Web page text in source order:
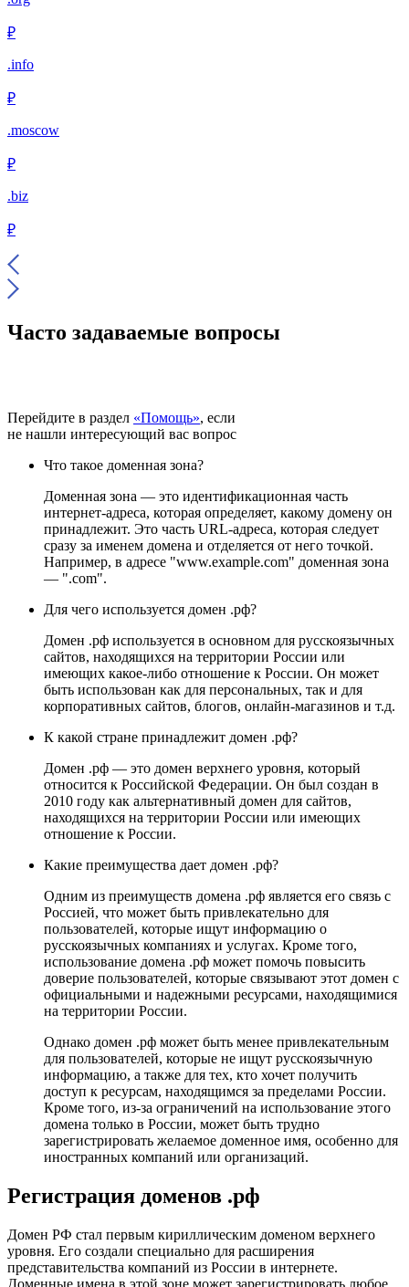
₽
.info
₽
.moscow
₽
.biz
₽
Часто задаваемые вопросы
Перейдите в раздел «Помощь», если
не нашли интересующий вас вопрос
Что такое доменная зона?
Доменная зона — это идентификационная часть
интернет-адреса, которая определяет, какому домену он
принадлежит. Это часть URL-адреса, которая следует
сразу за именем домена и отделяется от него точкой.
Например, в адресе "www.example.com" доменная зона
— ".com".
Для чего используется домен .рф?
Домен .рф используется в основном для русскоязычных
сайтов, находящихся на территории России или
имеющих какое-либо отношение к России. Он может
быть использован как для персональных, так и для
корпоративных сайтов, блогов, онлайн-магазинов и т.д.
К какой стране принадлежит домен .рф?
Домен .рф — это домен верхнего уровня, который
относится к Российской Федерации. Он был создан в
2010 году как альтернативный домен для сайтов,
находящихся на территории России или имеющих
отношение к России.
Какие преимущества дает домен .рф?
Одним из преимуществ домена .рф является его связь с
Россией, что может быть привлекательно для
пользователей, которые ищут информацию о
русскоязычных компаниях и услугах. Кроме того,
использование домена .рф может помочь повысить
доверие пользователей, которые связывают этот домен с
официальными и надежными ресурсами, находящимися
на территории России.
Однако домен .рф может быть менее привлекательным
для пользователей, которые не ищут русскоязычную
информацию, а также для тех, кто хочет получить
доступ к ресурсам, находящимся за пределами России.
Кроме того, из-за ограничений на использование этого
домена только в России, может быть трудно
зарегистрировать желаемое доменное имя, особенно для
иностранных компаний или организаций.
Регистрация доменов .рф
Домен РФ стал первым кириллическим доменом верхнего
уровня. Его создали специально для расширения
представительства компаний из России в интернете.